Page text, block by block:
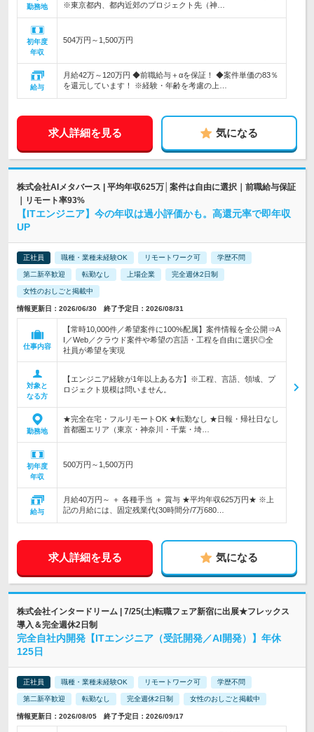
勤務地
※東京都内、都内近郊のプロジェクト先（神…
初年度
年収
504万円～1,500万円
給与
月給42万～120万円 ◆前職給与＋αを保証！ ◆案件単価の83％
を還元しています！ ※経験・年齢を考慮の上…
求人詳細を見る 気になる
株式会社AIメタバース | 平均年収625万│案件は自由に選択｜前職給与保証
｜リモート率93%
【ITエンジニア】今の年収は過小評価かも。高還元率で即年収
UP
正社員 職種・業種未経験OK リモートワーク可 学歴不問
第二新卒歓迎 転勤なし 上場企業 完全週休2日制
女性のおしごと掲載中
情報更新日：2026/06/30 終了予定日：2026/08/31
仕事内容
【常時10,000件／希望案件に100%配属】案件情報を全公開⇒A
I／Web／クラウド案件や希望の言語・工程を自由に選択◎全
社員が希望を実現
対象と
なる方
【エンジニア経験が1年以上ある方】※工程、言語、領域、プ
ロジェクト規模は問いません。
勤務地
★完全在宅・フルリモートOK ★転勤なし ★日報・帰社日なし
首都圏エリア（東京・神奈川・千葉・埼…
初年度
年収
500万円～1,500万円
給与
月給40万円～ ＋ 各種手当 ＋ 賞与 ★平均年収625万円★ ※上
記の月給には、固定残業代(30時間分/7万680…
求人詳細を見る 気になる
株式会社インタードリーム | 7/25(土)転職フェア新宿に出展★フレックス
導入＆完全週休2日制
完全自社内開発【ITエンジニア（受託開発／AI開発）】年休
125日
正社員 職種・業種未経験OK リモートワーク可 学歴不問
第二新卒歓迎 転勤なし 完全週休2日制 女性のおしごと掲載中
情報更新日：2026/08/05 終了予定日：2026/09/17